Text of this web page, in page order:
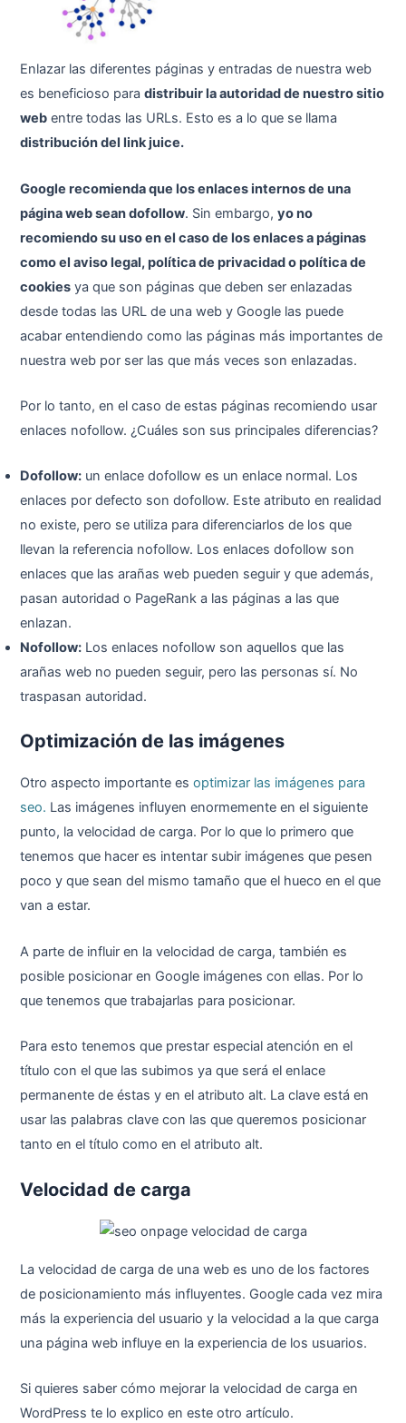
Enlazar las diferentes páginas y entradas de nuestra web
es beneficioso paradistribuir la autoridad de nuestro sitio
web entre todas las URLs. Esto es a lo que se llama
distribución del link juice.
Google recomienda que los enlaces internos de una
página web sean dofollow. Sin embargo,yo no
recomiendo su uso en el caso de los enlaces a páginas
como el aviso legal, política de privacidad o política de
cookies ya que son páginas que deben ser enlazadas
desde todas las URL de una web y Google las puede
acabar entendiendo como las páginas más importantes de
nuestra web por ser las que más veces son enlazadas.
Por lo tanto, en el caso de estas páginas recomiendo usar
enlaces nofollow. ¿Cuáles son sus principales diferencias?
Dofollow: un enlace dofollow es un enlace normal. Los
enlaces por defecto son dofollow. Este atributo en realidad
no existe, pero se utiliza para diferenciarlos de los que
llevan la referencia nofollow. Los enlaces dofollow son
enlaces que las arañas web pueden seguir y que además,
pasan autoridad o PageRank a las páginas a las que
enlazan.
Nofollow: Los enlaces nofollow son aquellos que las
arañas web no pueden seguir, pero las personas sí. No
traspasan autoridad.
Optimización de las imágenes
Otro aspecto importante esoptimizar las imágenes para
seo. Las imágenes influyen enormemente en el siguiente
punto, la velocidad de carga. Por lo que lo primero que
tenemos que hacer es intentar subir imágenes que pesen
poco y que sean del mismo tamaño que el hueco en el que
van a estar.
A parte de influir en la velocidad de carga, también es
posible posicionar en Google imágenes con ellas. Por lo
que tenemos que trabajarlas para posicionar.
Para esto tenemos que prestar especial atención en el
título con el que las subimos ya que será el enlace
permanente de éstas y en el atributo alt. La clave está en
usar las palabras clave con las que queremos posicionar
tanto en el título como en el atributo alt.
Velocidad de carga
La velocidad de carga de una web es uno de los factores
de posicionamiento más influyentes. Google cada vez mira
más la experiencia del usuario y la velocidad a la que carga
una página web influye en la experiencia de los usuarios.
Si quieres saber cómo mejorar la velocidad de carga en
WordPress te lo explico en este otro artículo.